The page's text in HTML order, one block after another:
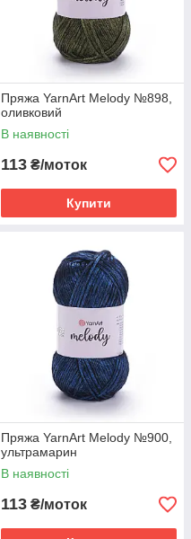
Пряжа YarnArt Melody №898,
оливковий
В наявності
113 ₴/моток
Купити
Пряжа YarnArt Melody №900,
ультрамарин
В наявності
113 ₴/моток